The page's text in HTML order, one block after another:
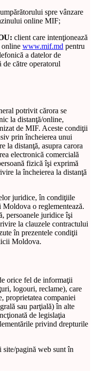
spre vânzare
online MIF;
client care intenţionează
online www.mif.md pentru
a datelor de
de către operatorul
potrivit cărora se
la distanţă/online,
de MIF. Aceste condiţii
prin încheierea unui
la distanţă, asupra carora
electronică comercială
fizică îşi exprimă
la încheierea la distanţă
juridice, în condiţiile
o reglementează.
persoanele juridice îşi
la clauzele contractului
în prezentele condiţii
Moldova.
orice fel de informaţii
logouri, reclame), care
proprietatea companiei
sau parţială) în alte
de legislaţia
privind drepturile
pagină web sunt în